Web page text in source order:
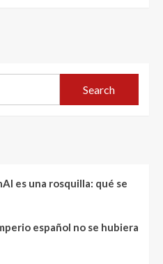
Search
es una rosquilla: qué se
español no se hubiera